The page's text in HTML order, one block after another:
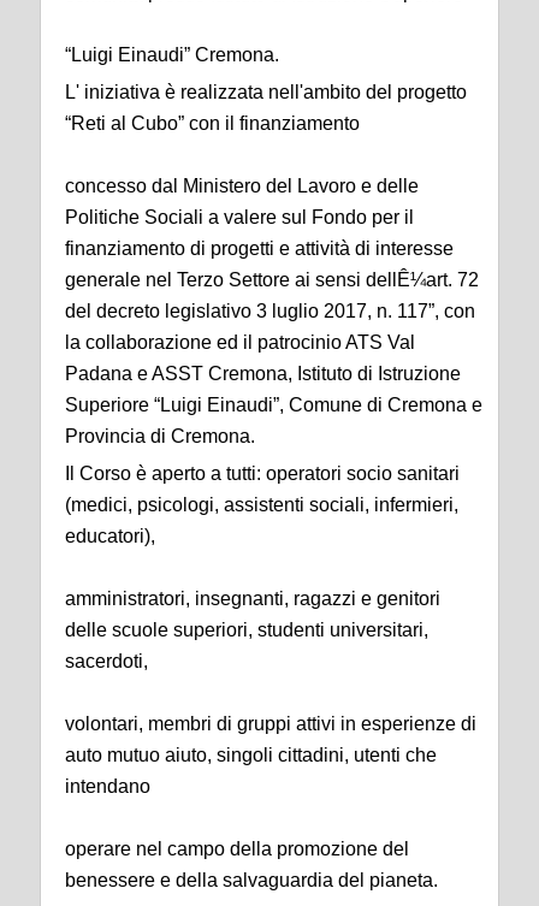
“Luigi Einaudi” Cremona.
L' iniziativa è realizzata nell'ambito del progetto
“Reti al Cubo” con il finanziamento
concesso dal Ministero del Lavoro e delle
Politiche Sociali a valere sul Fondo per il
finanziamento di progetti e attività di interesse
generale nel Terzo Settore ai sensi dellÊ¼art. 72
del decreto legislativo 3 luglio 2017, n. 117”, con
la collaborazione ed il patrocinio ATS Val
Padana e ASST Cremona, Istituto di Istruzione
Superiore “Luigi Einaudi”, Comune di Cremona e
Provincia di Cremona.
Il Corso è aperto a tutti: operatori socio sanitari
(medici, psicologi, assistenti sociali, infermieri,
educatori),
amministratori, insegnanti, ragazzi e genitori
delle scuole superiori, studenti universitari,
sacerdoti,
volontari, membri di gruppi attivi in esperienze di
auto mutuo aiuto, singoli cittadini, utenti che
intendano
operare nel campo della promozione del
benessere e della salvaguardia del pianeta.